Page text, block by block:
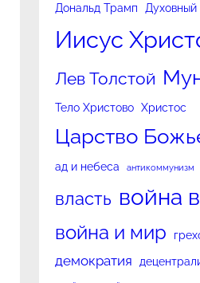
Дональд Трамп
Иисус
Лев Толстой
Тело Христово Христос
Царство
ад и небеса антикоммунизм
власть война
война и мир
демократия